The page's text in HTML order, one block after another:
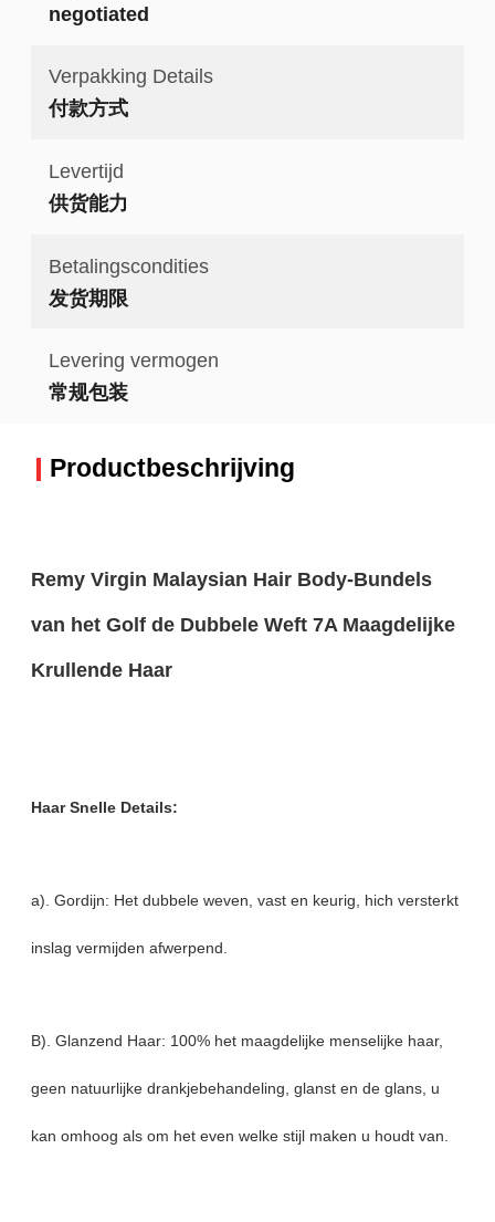
negotiated
Verpakking Details
付款方式
Levertijd
供货能力
Betalingscondities
发货期限
Levering vermogen
常规包装
Productbeschrijving
Remy Virgin Malaysian Hair Body-Bundels
van het Golf de Dubbele Weft 7A Maagdelijke
Krullende Haar
Haar Snelle Details:
a). Gordijn: Het dubbele weven, vast en keurig, hich versterkt
inslag vermijden afwerpend.
B). Glanzend Haar: 100% het maagdelijke menselijke haar,
geen natuurlijke drankjebehandeling, glanst en de glans, u
kan omhoog als om het even welke stijl maken u houdt van.